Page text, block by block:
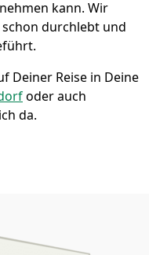
kann. Wir
durchlebt und
Deiner Reise in Deine
oder auch
da.